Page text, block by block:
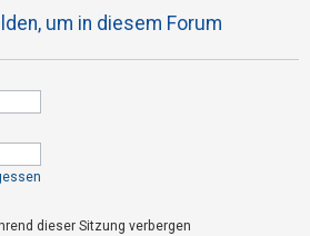
um in diesem Forum
dieser Sitzung verbergen